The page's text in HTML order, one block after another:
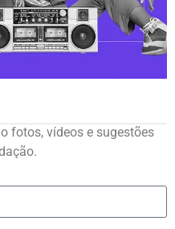
fotos, vídeos e sugestões